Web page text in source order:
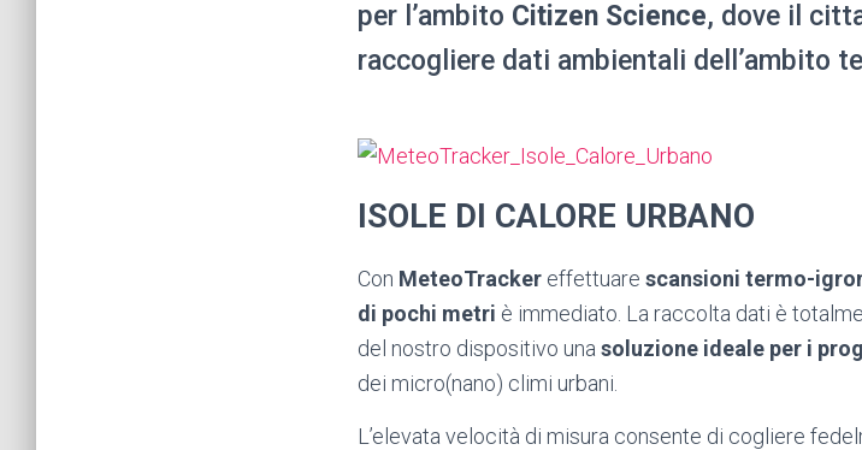
per l’ambito Citizen Science, dove il
raccogliere dati ambientali dell’ambito
ISOLE DI CALORE URBANO
Con MeteoTracker effettuare scansioni termo-
di pochi metri è immediato. La raccolta dati è
del nostro dispositivo una soluzione ideale per i
dei micro(nano) climi urbani.
L’elevata velocità di misura consente di cogliere